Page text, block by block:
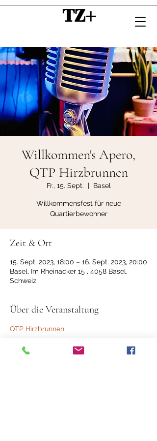
TZ+
Willkommen's Apero,
QTP Hirzbrunnen
Fr., 15. Sept.
  |
Basel
Willkommensfest für neue
Quartierbewohner
Zeit & Ort
15. Sept. 2023, 18:00 – 16. Sept. 2023, 20:00
Basel, Im Rheinacker 15 , 4058 Basel,
Schweiz
Über die Veranstaltung
QTP Hirzbrunnen